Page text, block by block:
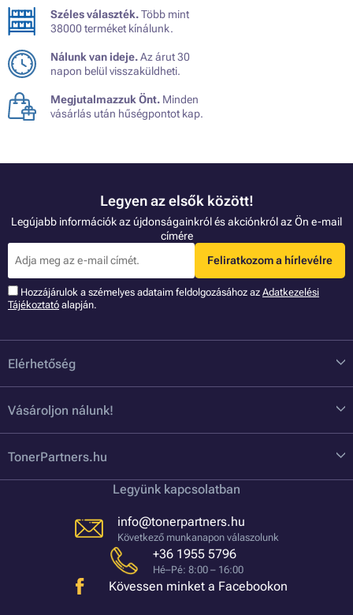
Széles választék.Több mint
38000 terméket kínálunk.
Nálunk van ideje.Az árut 30
napon belül visszaküldheti.
Megjutalmazzuk Önt. Minden
vásárlás után hűségpontot kap.
Legyen az elsők között!
Legújabb információk az újdonságainkról és akciónkról az Ön e-mail
címére
Feliratkozom a hírlevélre
Hozzájárulok a szémelyes adataim feldolgozásához az Adatkezelési
Tájékoztató alapján.
Elérhetőség
Vásároljon nálunk!
TonerPartners.hu
Legyünk kapcsolatban
info@tonerpartners.hu
Következő munkanapon válaszolunk
+36 1955 5796
Hé–Pé: 8:00 – 16:00
Kövessen minket a Facebookon